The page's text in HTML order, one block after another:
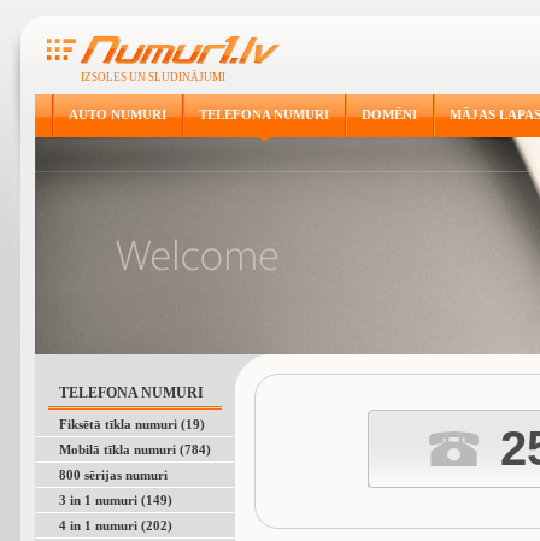
IZSOLES UN SLUDINĀJUMI
AUTO NUMURI TELEFONA NUMURI DOMĒNI MĀJAS LAPAS
TELEFONA NUMURI
Fiksētā tīkla numuri (19)
Mobilā tīkla numuri (784)
800 sērijas numuri
3 in 1 numuri (149)
4 in 1 numuri (202)